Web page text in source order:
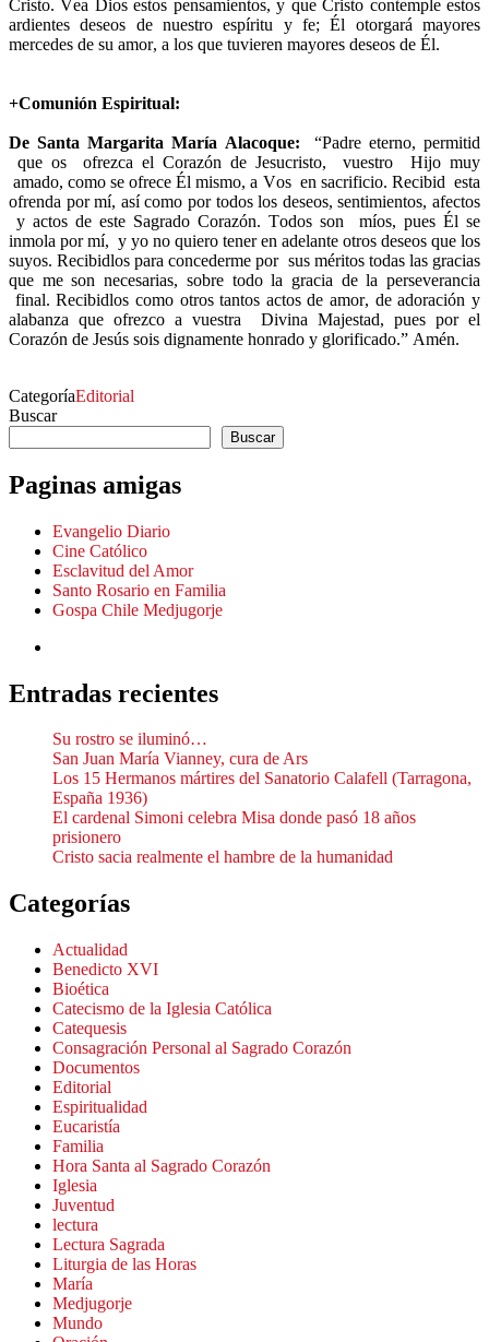
Cristo. Vea Dios estos pensamientos, y que Cristo contemple estos
ardientes deseos de nuestro espíritu y fe; Él otorgará mayores
mercedes de su amor, a los que tuvieren mayores deseos de Él.
+Comunión Espiritual:
De Santa Margarita María Alacoque: “Padre eterno, permitid
que os ofrezca el Corazón de Jesucristo, vuestro Hijo muy
amado, como se ofrece Él mismo, a Vos en sacrificio. Recibid esta
ofrenda por mí, así como por todos los deseos, sentimientos, afectos
y actos de este Sagrado Corazón. Todos son míos, pues Él se
inmola por mí, y yo no quiero tener en adelante otros deseos que los
suyos. Recibidlos para concederme por sus méritos todas las gracias
que me son necesarias, sobre todo la gracia de la perseverancia
final. Recibidlos como otros tantos actos de amor, de adoración y
alabanza que ofrezco a vuestra Divina Majestad, pues por el
Corazón de Jesús sois dignamente honrado y glorificado.” Amén.
CategoríaEditorial
Buscar
Buscar
Paginas amigas
Evangelio Diario
Cine Católico
Esclavitud del Amor
Santo Rosario en Familia
Gospa Chile Medjugorje
Entradas recientes
Su rostro se iluminó…
San Juan María Vianney, cura de Ars
Los 15 Hermanos mártires del Sanatorio Calafell (Tarragona,
España 1936)
El cardenal Simoni celebra Misa donde pasó 18 años
prisionero
Cristo sacia realmente el hambre de la humanidad
Categorías
Actualidad
Benedicto XVI
Bioética
Catecismo de la Iglesia Católica
Catequesis
Consagración Personal al Sagrado Corazón
Documentos
Editorial
Espiritualidad
Eucaristía
Familia
Hora Santa al Sagrado Corazón
Iglesia
Juventud
lectura
Lectura Sagrada
Liturgia de las Horas
María
Medjugorje
Mundo